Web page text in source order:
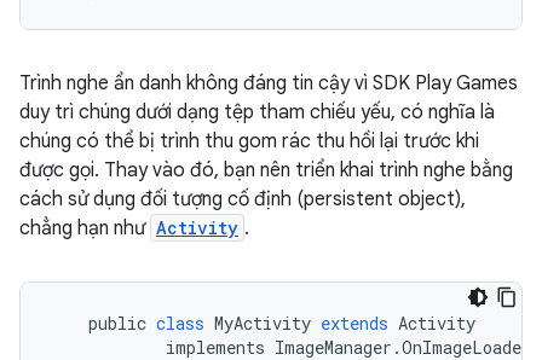
Trình nghe ẩn danh không đáng tin cậy vì SDK Play Games
duy trì chúng dưới dạng tệp tham chiếu yếu, có nghĩa là
chúng có thể bị trình thu gom rác thu hồi lại trước khi
được gọi. Thay vào đó, bạn nên triển khai trình nghe bằng
cách sử dụng đối tượng cố định (persistent object),
chẳng hạn như Activity .
public class MyActivity extends Activity
implements ImageManager .